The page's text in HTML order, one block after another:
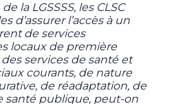
la LGSSSS, les CLSC
d’assurer l’accès à un
de services
locaux de première
services de santé et
courants, de nature
de réadaptation, de
santé publique, peut-on